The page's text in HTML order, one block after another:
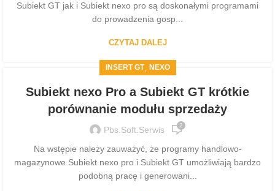
Subiekt GT jak i Subiekt nexo pro są doskonałymi programami
do prowadzenia gosp...
CZYTAJ DALEJ
INSERT GT, NEXO
Subiekt nexo Pro a Subiekt GT krótkie
porównanie modułu sprzedaży
Pbs.soft.serwis 2
Na wstępie należy zauważyć, że programy handlowo-
magazynowe Subiekt nexo pro i Subiekt GT umożliwiają bardzo
podobną pracę i generowani...